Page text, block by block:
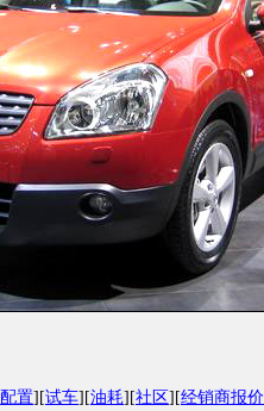
配置][试车][油耗][社区][经销商报价